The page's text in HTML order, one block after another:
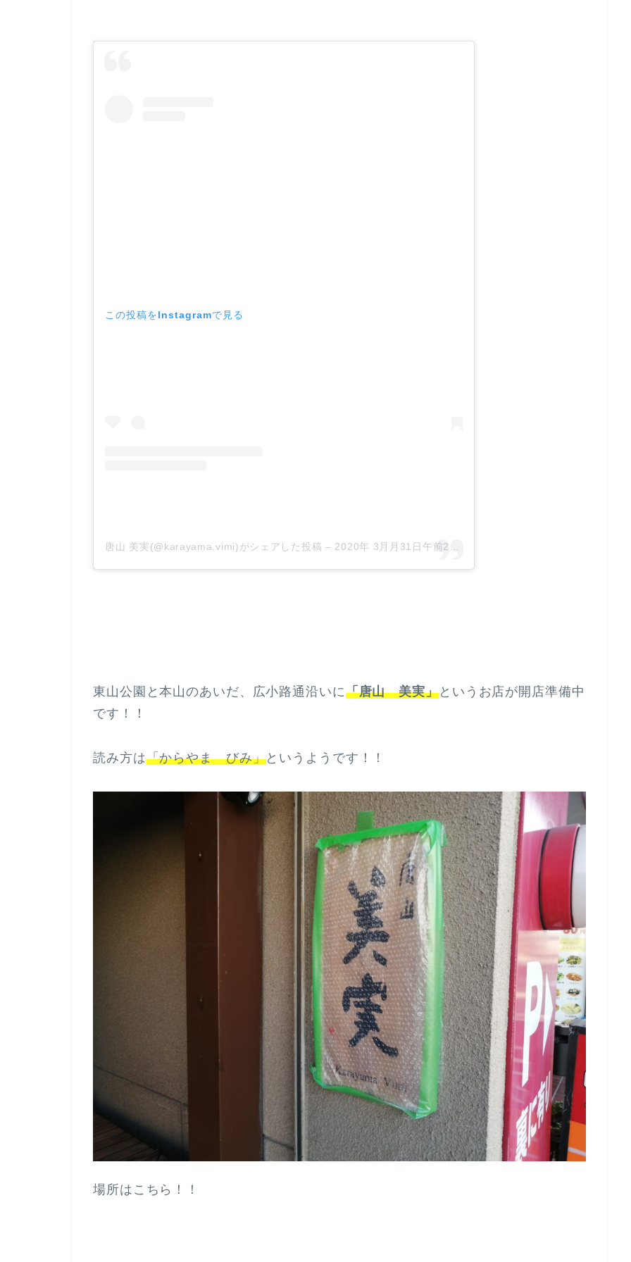
この投稿をInstagramで見る
唐山 美実(@karayama.vimi)がシェアした投稿 – 2020年 3月月31日午前2時52分PDT
東山公園と本山のあいだ、広小路通沿いに「唐山 美実」というお店が開店準備中
です！！
読み方は「からやま びみ」というようです！！
場所はこちら！！